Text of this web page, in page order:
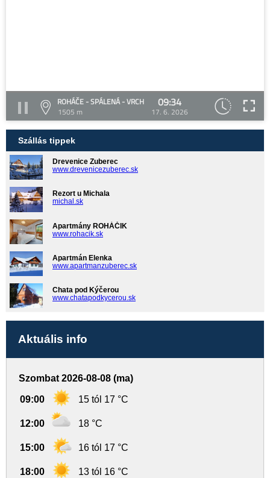
ROHÁČE - SPÁLENÁ - VRCH
1505 m
09:34
17. 6. 2026
Szállás tippek
Drevenice Zuberec
www.drevenicezuberec.sk
Rezort u Michala
michal.sk
Apartmány ROHÁČIK
www.rohacik.sk
Apartmán Elenka
www.apartmanzuberec.sk
Chata pod Kýčerou
www.chatapodkycerou.sk
Aktuális info
Szombat 2026-08-08 (ma)
09:00 15 tól 17 °C
12:00 18 °C
15:00 16 tól 17 °C
18:00 13 tól 16 °C